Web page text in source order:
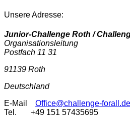
Unsere Adresse:
Junior-Challenge Roth /
Organisationsleitung
Postfach 11 31
91139 Roth
Deutschland
E-Mail Office@challenge-forall.de
Tel. +49 151 57435695